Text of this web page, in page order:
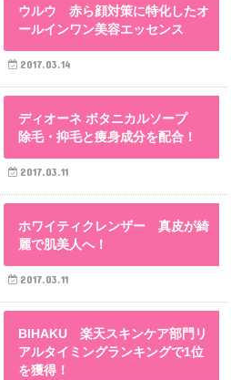
ウルウ 赤ら顔対策に特化したオ
ールインワン美容エッセンス
2017.03.14
ディオーネ ボタニカルソープ
除毛・抑毛と痩身成分を配合！
2017.03.11
ホワイティクレンザー 真皮が綺
麗で肌美人へ！
2017.03.11
BIHAKU 楽天スキンケア部門リ
アルタイミングランキングで1位
を獲得！